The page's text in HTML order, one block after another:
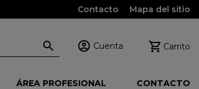
Contacto Mapa del sitio
  Cuenta  Carrito
ÁREA PROFESIONAL CONTACTO